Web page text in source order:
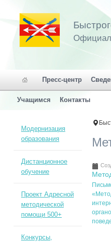
Пресс-центр
Учащимся Контакты
Модернизация
образования
Дистанционное
обучение
Проект Адресной
методической
помощи 500+
Конкурсы,